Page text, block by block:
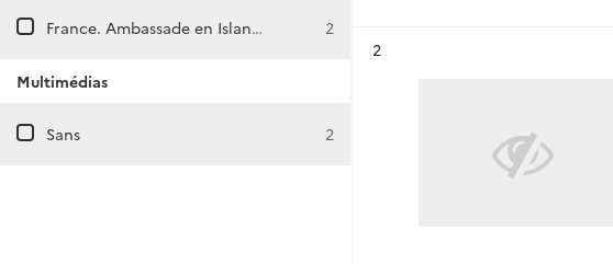
France. Ambassade en Islande (Reykjavík) 2
Multimédias
Sans 2
2